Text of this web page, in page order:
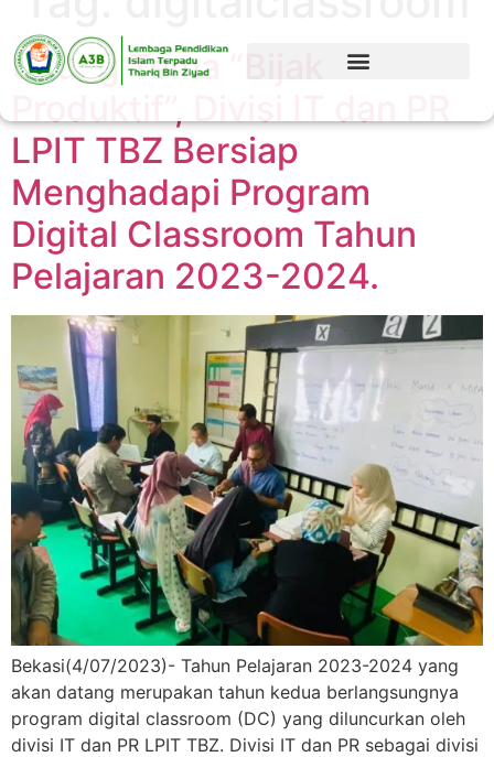
Usung Tema “Bijak
LPIT TBZ Bersiap
Menghadapi Program
Digital Classroom Tahun
Pelajaran 2023-2024.
Bekasi(4/07/2023)- Tahun Pelajaran 2023-2024 yang
akan datang merupakan tahun kedua berlangsungnya
program digital classroom (DC) yang diluncurkan oleh
divisi IT dan PR LPIT TBZ. Divisi IT dan PR sebagai divisi